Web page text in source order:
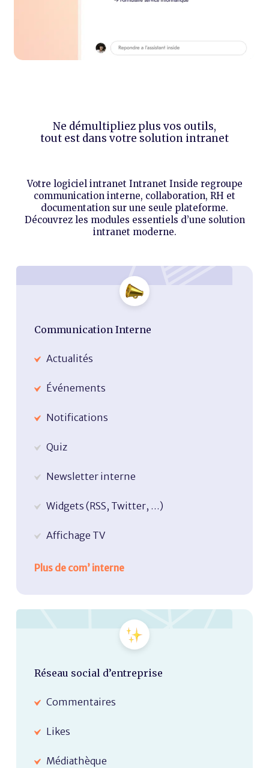
Ne démultipliez plus vos outils,
tout est dans votre solution intranet
Votre logiciel intranet Intranet Inside regroupe
communication interne, collaboration, RH et
documentation sur une seule plateforme.
Découvrez les modules essentiels d’une solution
intranet moderne.
Communication Interne
Actualités
Événements
Notifications
Quiz
Newsletter interne
Widgets (RSS, Twitter, …)
Affichage TV
Plus de com’ interne
Réseau social d’entreprise
Commentaires
Likes
Médiathèque